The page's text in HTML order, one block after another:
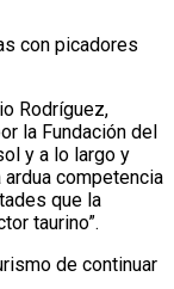
con picadores
Rodríguez,
la Fundación del
y a lo largo y
competencia
que la
taurino”.
de continuar